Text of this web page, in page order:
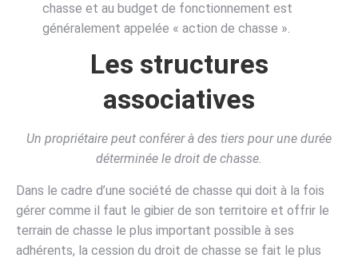
chasse et au budget de fonctionnement est
généralement appelée « action de chasse ».
Les structures
associatives
Un propriétaire peut conférer à des tiers pour une durée
déterminée le droit de chasse.
Dans le cadre d’une société de chasse qui doit à la fois
gérer comme il faut le gibier de son territoire et offrir le
terrain de chasse le plus important possible à ses
adhérents, la cession du droit de chasse se fait le plus